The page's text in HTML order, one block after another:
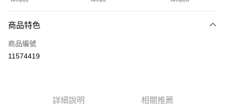
全家取貨付款
每筆NT$60，滿NT$599(含以上)免運費
付款後全家取貨
每筆NT$60，滿NT$599(含以上)免運費
寵物皮膚病 狗狗貓咪
商品特色
商品編號
11574419
詳細說明 相關推薦